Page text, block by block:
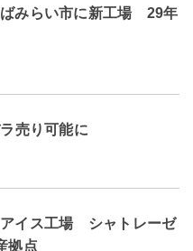
ばみらい市に新工場 29年
売り可能に
イス工場 シャトレーゼ
拠点